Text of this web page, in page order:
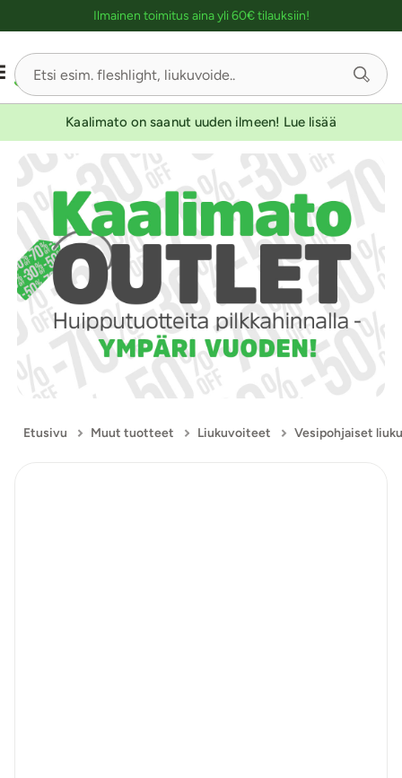
Ilmainen toimitus aina yli 60€ tilauksiin!
Kaalimato on saanut uuden ilmeen! Lue lisää
Etusivu Muut tuotteet Liukuvoiteet Vesipohjaiset